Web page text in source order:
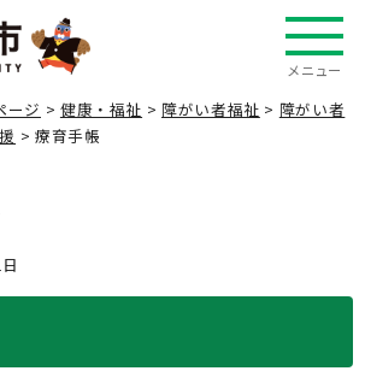
メニュー
ージ > 健康・福祉 > 障がい者福祉 > 障がい者
> 療育手帳